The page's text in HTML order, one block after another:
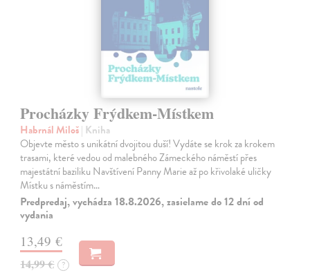
Procházky Frýdkem-Místkem
Habrnál Miloš| Kniha
Objevte město s unikátní dvojitou duší! Vydáte se krok za krokem
trasami, které vedou od malebného Zámeckého náměstí přes
majestátní baziliku Navštívení Panny Marie až po křivolaké uličky
Místku s náměstím…
Predpredaj, vychádza 18.8.2026, zasielame do 12 dní od
vydania
13,49 €
14,99 € ?